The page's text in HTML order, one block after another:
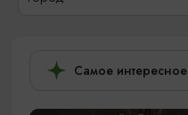
Самое интересное